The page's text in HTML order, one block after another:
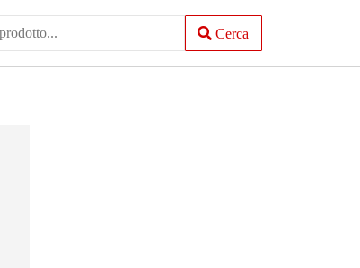
Cerca